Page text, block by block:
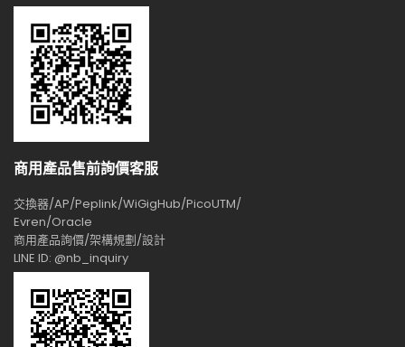
商用產品售前詢價客服
交換器/AP/Peplink/WiGigHub/PicoUTM/
Evren/Oracle
商用產品詢價/架構規劃/設計
LINE ID: @nb_inquiry